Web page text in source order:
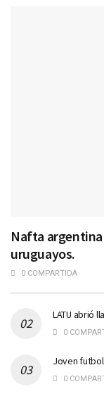
Nafta
uruguayos.
0 COMPARTIDA
LATU abrió
0
Joven
0